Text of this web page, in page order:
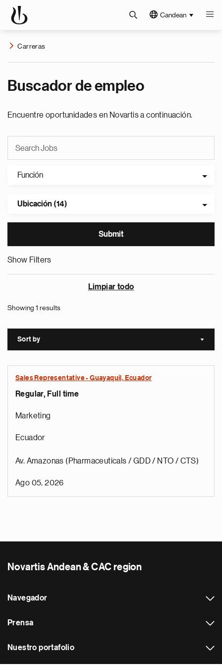
Candean
Carreras
Buscador de empleo
Encuentre oportunidades en Novartis a continuación.
Función
Ubicación (14)
Show Filters
Limpiar todo
Showing 1 results
Sort by Sort
Sales Representative - Guayaquil, Ecuador
Regular, Full time
Marketing
Ecuador
Av. Amazonas (Pharmaceuticals / GDD / NTO / CTS)
Ago 05, 2026
Novartis Andean & CAC region
Navegador
Prensa
Nuestro portafolio